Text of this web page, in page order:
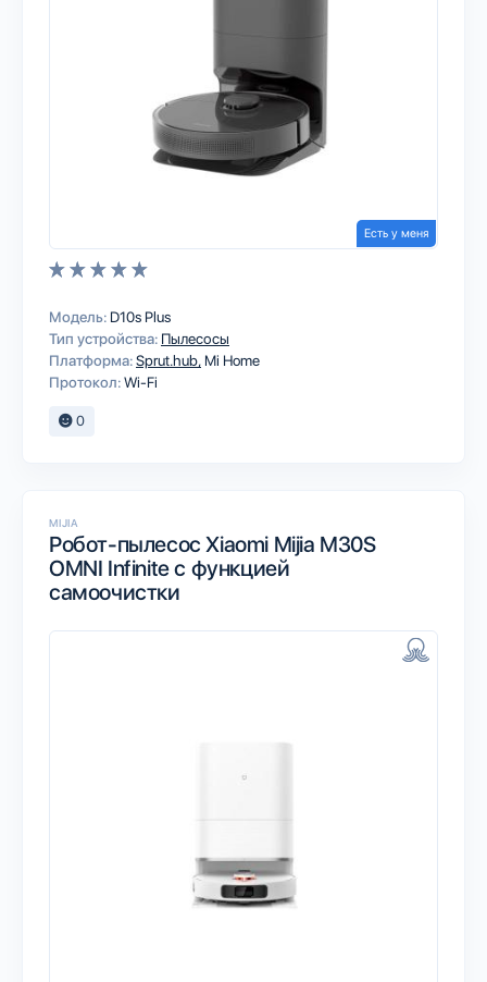
Есть у меня
Модель: D10s Plus
Тип устройства: Пылесосы
Платформа:Sprut.hub Mi Home
Протокол:Wi-Fi
0
MIJIA
Робот-пылесос Xiaomi Mijia M30S
OMNI Infinite с функцией
самоочистки